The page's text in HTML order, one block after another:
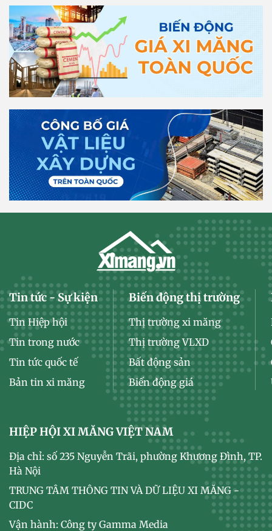
Tin tức - Sự kiện
Tin Hiệp hội
Tin trong nước
Tin tức quốc tế
Bản tin xi măng
Biến động thị trường
Thị trường xi măng
Thị trường VLXD
Bất động sản
Biến động giá
HIỆP HỘI XI MĂNG VIỆT NAM
Địa chỉ: số 235 Nguyễn Trãi, phường Khương Đình, TP.
Hà Nội
TRUNG TÂM THÔNG TIN VÀ DỮ LIỆU XI MĂNG -
CIDC
Vận hành: Công ty Gamma Media